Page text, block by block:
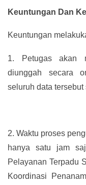
Keuntungan Dan
Keuntungan
1.
Petugas akan
diunggah secara
seluruh data tersebut
2. Waktu proses
hanya satu jam
Pelayanan Terpadu
Koordinasi